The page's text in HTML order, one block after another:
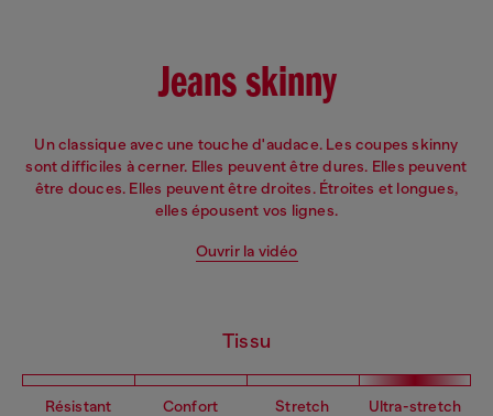
Jeans skinny
Un classique avec une touche d'audace. Les coupes skinny
sont difficiles à cerner. Elles peuvent être dures. Elles peuvent
être douces. Elles peuvent être droites. Étroites et longues,
elles épousent vos lignes.
Ouvrir la vidéo
Tissu
Résistant Confort Stretch Ultra-stretch